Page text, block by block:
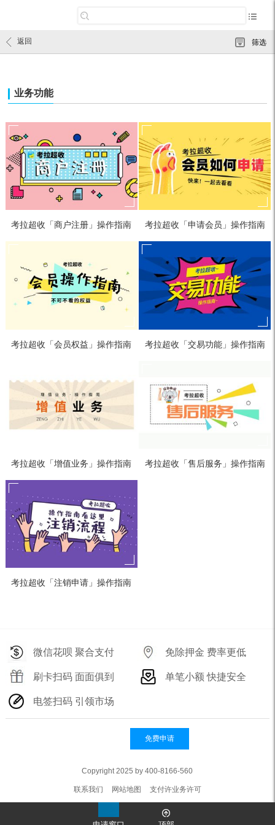
返回 筛选
业务功能
考拉超收「商户注册」操作指南 考拉超收「申请会员」操作指南
考拉超收「会员权益」操作指南 考拉超收「交易功能」操作指南
考拉超收「增值业务」操作指南 考拉超收「售后服务」操作指南
考拉超收「注销申请」操作指南
微信花呗 聚合支付 免除押金 费率更低
刷卡扫码 面面俱到 单笔小额 快捷安全
电签扫码 引领市场
免费申请
Copyright 2025 by 400-8166-560
联系我们 网站地图 支付许业务许可